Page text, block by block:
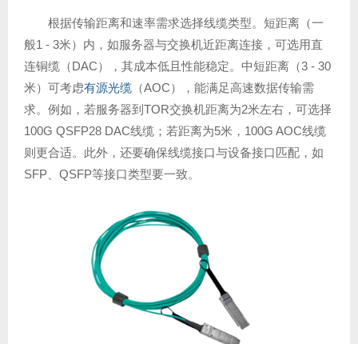
根据传输距离和速率需求选择线缆类型。短距离（一
般1 - 3米）内，如服务器与交换机近距离连接，可选用直
连铜缆（DAC），其成本低且性能稳定。中短距离（3 - 30
米）可考虑有源光缆 （AOC），能满足高速数据传输需
求。例如，若服务器到TOR交换机距离为2米左右，可选择
100G QSFP28 DAC线缆；若距离为5米，100G AOC线缆
则更合适。此外，还要确保线缆接口与设备接口匹配，如
SFP、QSFP等接口类型要一致。